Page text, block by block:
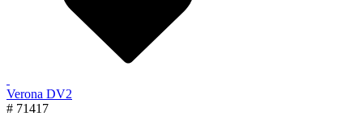
Verona DV2
# 71417